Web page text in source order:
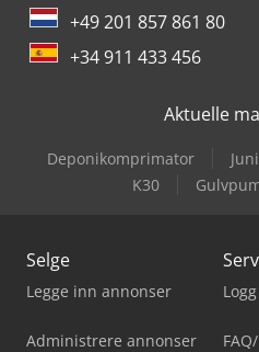
+49 201 857 861 80
+34 911 433 456
Aktuelle
Deponikomprimator
K30
Selge
Legge inn annonser
Administrere annonser